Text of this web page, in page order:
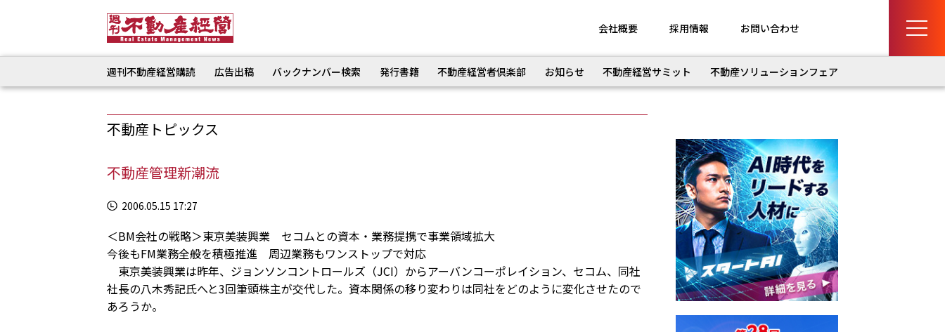
会社概要 採用情報 お問い合わせ
週刊不動産経営購読 広告出稿 バックナンバー検索 発行書籍 不動産経営者倶楽部 お知らせ 不動産経営サミット 不動産ソリューションフェア
不動産トピックス
不動産管理新潮流
2006.05.15 17:27
＜BM会社の戦略＞東京美装興業 セコムとの資本・業務提携で事業領域拡大
今後もFM業務全般を積極推進 周辺業務もワンストップで対応
東京美装興業は昨年、ジョンソンコントロールズ（JCI）からアーバンコーポレイション、セコム、同社
社長の八木秀記氏へと3回筆頭株主が交代した。資本関係の移り変わりは同社をどのように変化させたので
あろうか。